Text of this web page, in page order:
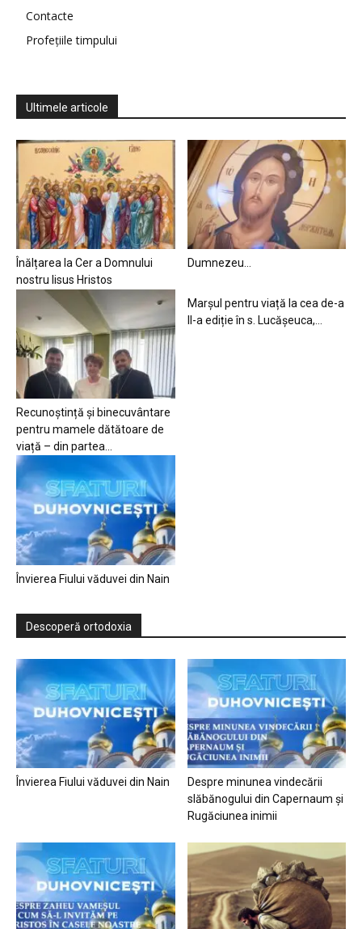
Contacte
Profețiile timpului
Ultimele articole
Înălțarea la Cer a Domnului
nostru Iisus Hristos
Dumnezeu…
Recunoștință și binecuvântare
pentru mamele dătătoare de
viață – din partea...
Marșul pentru viață la cea de-a
II-a ediție în s. Lucășeuca,...
Învierea Fiului văduvei din Nain
Descoperă ortodoxia
Învierea Fiului văduvei din Nain
Despre minunea vindecării
slăbănogului din Capernaum și
Rugăciunea inimii